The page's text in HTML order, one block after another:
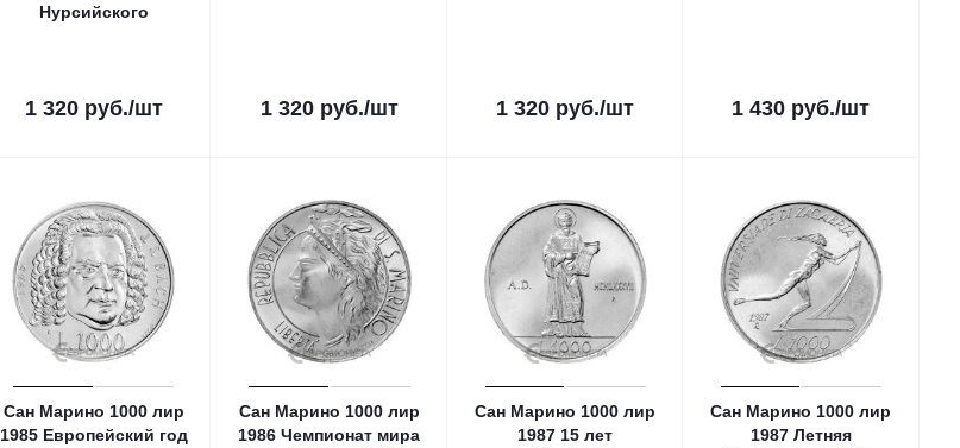
Нурсийского
1 320руб./шт 1 320руб./шт 1 320 руб./шт 1 430 руб./шт
Сан Марино 1000 лир
1985 Европейский год
Сан Марино 1000 лир
1986 Чемпионат мира
Сан Марино 1000 лир
1987 15 лет
Сан Марино 1000 лир
1987 Летняя